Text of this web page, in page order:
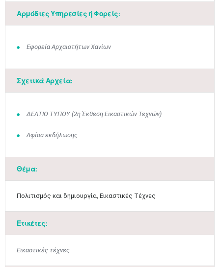
Αρμόδιες Υπηρεσίες ή Φορείς:
Εφορεία Αρχαιοτήτων Χανίων
Σχετικά Αρχεία:
ΔΕΛΤΙΟ ΤΥΠΟΥ (2η Έκθεση Εικαστικών Τεχνών)
Αφίσα εκδήλωσης
Θέμα:
Πολιτισμός και δημιουργία, Εικαστικές Τέχνες
Ετικέτες:
Εικαστικές τέχνες